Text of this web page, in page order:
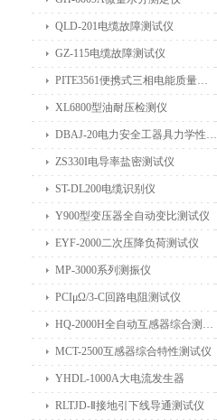
QLD-201电缆故障测试仪
GZ-115电缆故障测试仪
PITE3561便携式三相电能质量分析仪
XL6800型油耐压检测仪
DBAJ-20电力安全工器具力学性能试验机
ZS330I电导率盐密测试仪
ST-DL200电缆识别仪
Y900型变压器全自动变比测试仪
EYF-2000二次压降负荷测试仪
MP-3000系列测振仪
PCIμΩ/3-C回路电阻测试仪
HQ-2000H全自动互感器综合测试仪
MCT-2500互感器综合特性测试仪
YHDL-1000A大电流发生器
RLTJD-Ⅱ接地引下线导通测试仪